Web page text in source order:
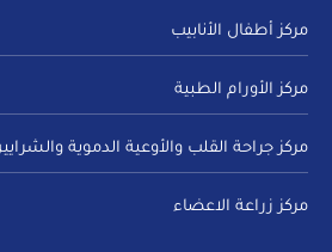
مركز أطفال الأنابيب
مركز الأورام الطبية
مركز جراحة القلب والأوعية الدموية
مركز زراعة الاعضاء